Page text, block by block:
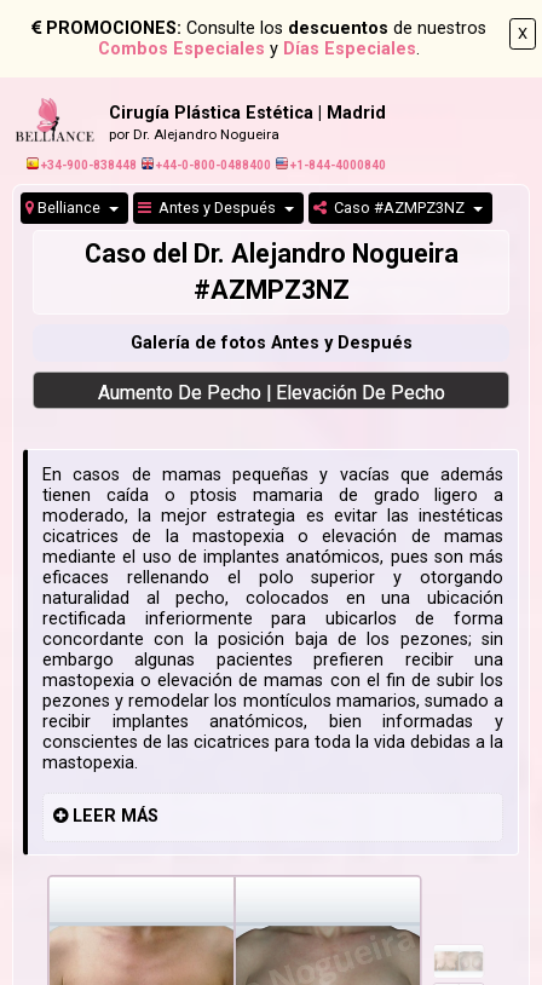
X
PROMOCIONES: Consulte los descuentos de nuestros
Combos Especiales y Días Especiales.
Cirugía Plástica Estética | Madrid
por Dr. Alejandro Nogueira
+34-900-838448 +44-0-800-0488400 +1-844-4000840
Belliance Antes y Después Caso #AZMPZ3NZ
Caso del Dr. Alejandro Nogueira
#AZMPZ3NZ
Galería de fotos Antes y Después
Aumento De Pecho | Elevación De Pecho
En casos de mamas pequeñas y vacías que además
tienen caída o ptosis mamaria de grado ligero a
moderado, la mejor estrategia es evitar las inestéticas
cicatrices de la mastopexia o elevación de mamas
mediante el uso de implantes anatómicos, pues son más
eficaces rellenando el polo superior y otorgando
naturalidad al pecho, colocados en una ubicación
rectificada inferiormente para ubicarlos de forma
concordante con la posición baja de los pezones; sin
embargo algunas pacientes prefieren recibir una
mastopexia o elevación de mamas con el fin de subir los
pezones y remodelar los montículos mamarios, sumado a
recibir implantes anatómicos, bien informadas y
conscientes de las cicatrices para toda la vida debidas a la
mastopexia.
LEER MÁS